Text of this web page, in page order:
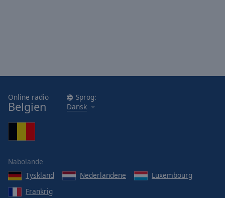
Size
Text
Font
Family
Online radio
Belgien
Sprog:
Dansk
Nabolande
Tyskland
Nederlandene
Luxembourg
Frankrig